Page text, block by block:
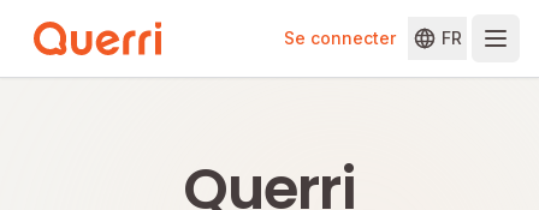
Se connecter FR
Querri